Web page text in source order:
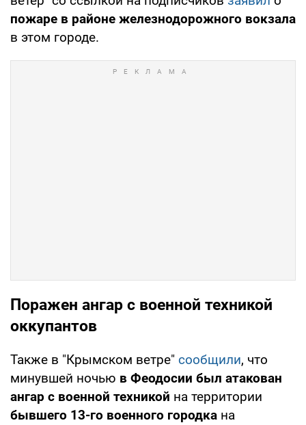
пожаре в районе железнодорожного вокзала
в этом городе.
Поражен ангар с военной техникой
оккупантов
Также в "Крымском ветре" сообщили, что
минувшей ночью в Феодосии был атакован
ангар с военной техникой на территории
бывшего 13-го военного городка на